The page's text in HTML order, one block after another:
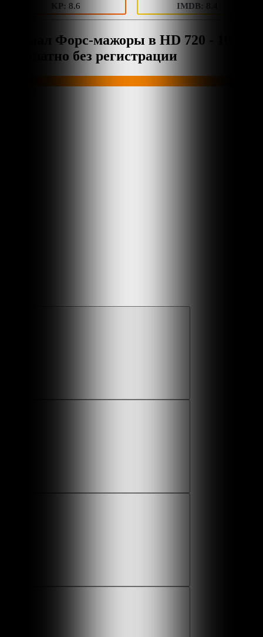
KP: 8.6 IMDB: 8.4
Сериал Форс-мажоры в HD 720 - 1080
бесплатно без регистрации